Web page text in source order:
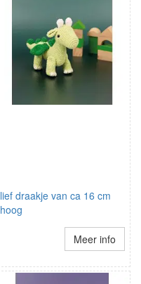
lief draakje van ca 16 cm
hoog
Meer info